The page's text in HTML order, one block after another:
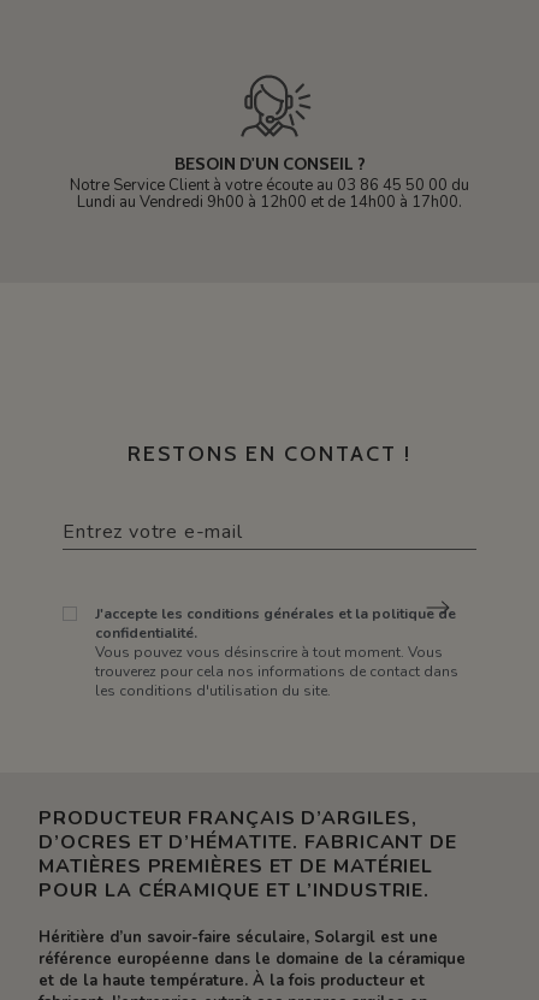
BESOIN D'UN CONSEIL ?
Notre Service Client à votre écoute au 03 86 45 50 00 du
Lundi au Vendredi 9h00 à 12h00 et de 14h00 à 17h00.
RESTONS EN CONTACT !
J'accepte les conditions générales et la politique de
confidentialité.
Vous pouvez vous désinscrire à tout moment. Vous
trouverez pour cela nos informations de contact dans
les conditions d'utilisation du site.
PRODUCTEUR FRANÇAIS D’ARGILES,
D’OCRES ET D’HÉMATITE. FABRICANT DE
MATIÈRES PREMIÈRES ET DE MATÉRIEL
POUR LA CÉRAMIQUE ET L’INDUSTRIE.
Héritière d’un savoir-faire séculaire, Solargil est une
référence européenne dans le domaine de la céramique
et de la haute température. À la fois producteur et